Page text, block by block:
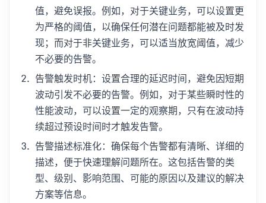
值，避免误报。例如，对于关键业务，可以设置更
为严格的阈值，以确保任何潜在问题都能被及时发
现；而对于非关键业务，可以适当放宽阈值，减少
不必要的告警。
告警触发时机：设置合理的延迟时间，避免因短期
波动引发不必要的告警。例如，对于某些瞬时性的
性能波动，可以设置一定的观察期，只有在波动持
续超过预设时间时才触发告警。
告警描述标准化：确保每个告警都有清晰、详细的
描述，便于快速理解问题所在。这包括告警的类
型、级别、影响范围、可能的原因以及建议的解决
方案等信息。